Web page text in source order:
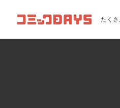
コミックDAYS たく